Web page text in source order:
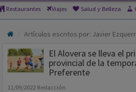
Restaurantes Viajes Salud y Belleza
Artículos escritos por: Javier
El Alovera se lleva el
provincial de la
Preferente
11/09/2022 Redacción